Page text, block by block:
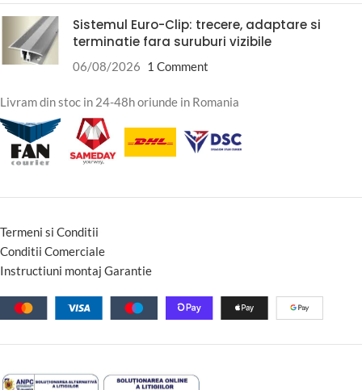
Sistemul Euro-Clip: trecere, adaptare si
terminatie fara suruburi vizibile
06/08/2026 1 Comment
Livram din stoc in 24-48h oriunde in Romania
Termeni si Conditii
Conditii Comerciale
Instructiuni montaj Garantie